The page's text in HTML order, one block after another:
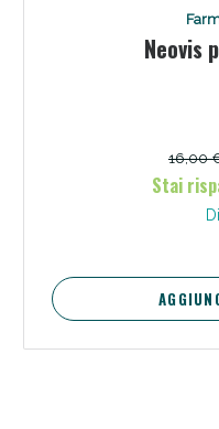
Neovis
16,00
Stai